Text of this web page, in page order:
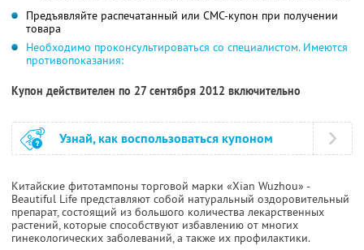
Предъявляйте распечатанный или СМС-купон при получении
товара
Необходимо проконсультироваться со специалистом. Имеются
противопоказания:
Купон действителен по 27 сентября 2012 включительно
Узнай, как воспользоваться купоном
Китайские фитотампоны торговой марки «Xian Wuzhou» -
Beautiful Life представляют собой натуральный оздоровительный
препарат, состоящий из большого количества лекарственных
растений, которые способствуют избавлению от многих
гинекологических заболеваний, а также их профилактики.